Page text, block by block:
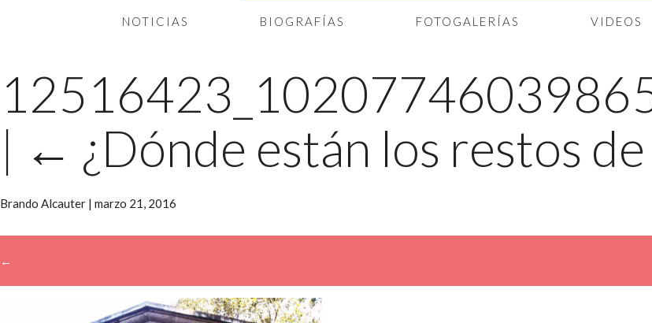
NOTICIAS BIOGRAFÍAS FOTOGALERÍAS VIDEOS
| ← ¿Dónde están los restos
Brando Alcauter | marzo 21, 2016
←